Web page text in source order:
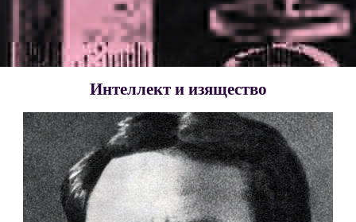
Интеллект и изящество